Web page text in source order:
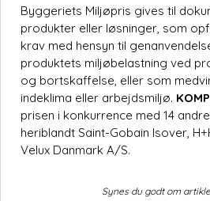
Byggeriets Miljøpris gives til
produkter eller løsninger, som
krav med hensyn til
produktets miljøbelastning ved
og bortskaffelse, eller som
indeklima eller arbejdsmiljø.
prisen i konkurrence med 14
heriblandt Saint-Gobain Isover,
Velux Danmark A/S.
Synes du godt om